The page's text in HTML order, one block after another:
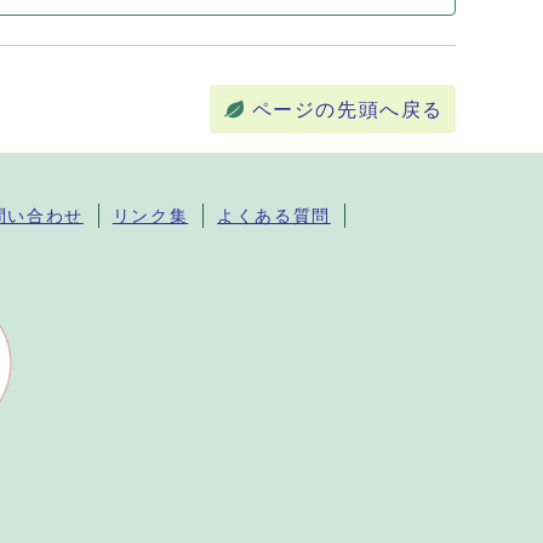
ページの先頭へ戻る
い合わせ リンク集 よくある質問